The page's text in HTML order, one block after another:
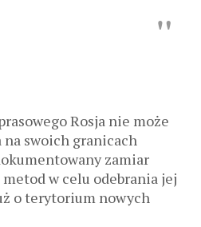
Rosja nie może
swoich granicach
zamiar
w celu odebrania jej
o terytorium nowych